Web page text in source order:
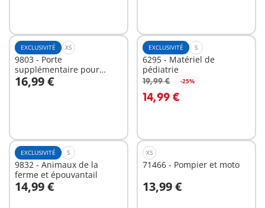
EXCLUSIVITÉ XS
9803 - Porte
supplémentaire pour
Caserne de pompiers
16,99 €
Au panier
EXCLUSIVITÉ S
6295 - Matériel de
pédiatrie
19,99 € -25%
14,99 €
Au panier
EXCLUSIVITÉ S
9832 - Animaux de la
ferme et épouvantail
14,99 €
Au panier
XS
71466 - Pompier et moto
13,99 €
Au panier